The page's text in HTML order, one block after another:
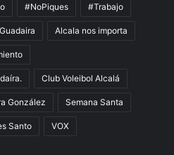
#NoPiques #Trabajo
Alcala nos importa
Club Voleibol Alcalá
González Semana Santa
Santo VOX